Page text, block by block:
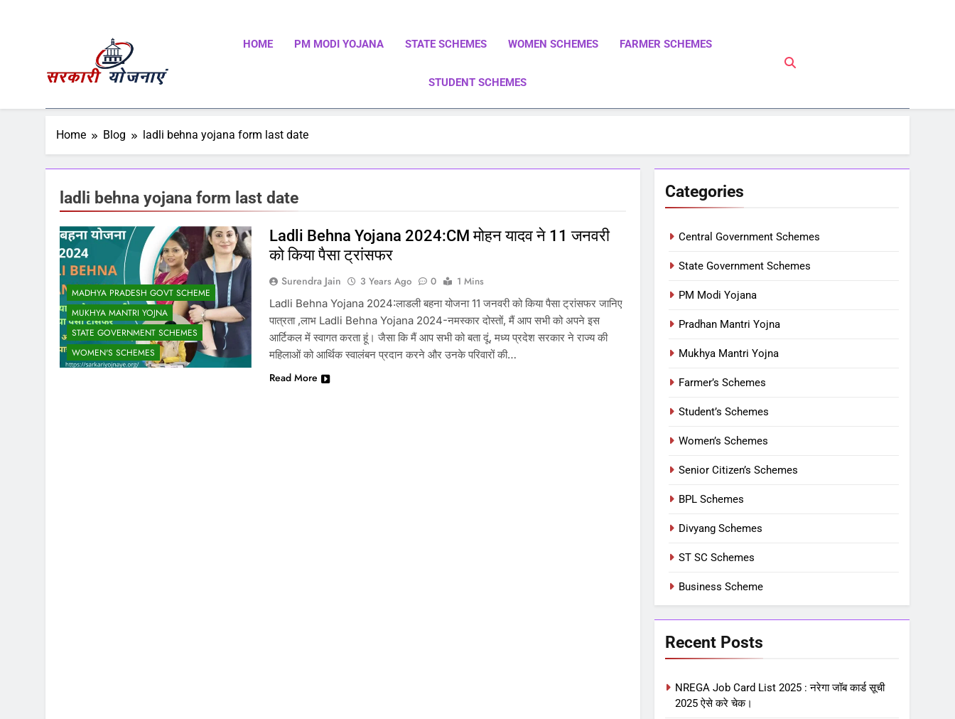
Sarkari Yojnaye
Sarkari Yojnaye | Government Schemes | सरकारी योजनाएं | Central Government Schemes | State Government Schemes | PM Modi Yojna | Pradhanmantri Yojna | PM Modi
HOME PM MODI YOJANA STATE SCHEMES WOMEN SCHEMES FARMER SCHEMES
STUDENT SCHEMES
Home Blog ladli behna yojana form last date
ladli behna yojana form last date
MADHYA PRADESH GOVT SCHEME
MUKHYA MANTRI YOJNA
STATE GOVERNMENT SCHEMES
WOMEN'S SCHEMES
Ladli Behna Yojana 2024:CM मोहन यादव ने 11 जनवरी
को किया पैसा ट्रांसफर
Surendra Jain 3 Years Ago 0
1 Mins
Ladli Behna Yojana 2024:लाडली बहना योजना 11 जनवरी को किया पैसा ट्रांसफर जानिए
पात्रता ,लाभ Ladli Behna Yojana 2024-नमस्कार दोस्तों, मैं आप सभी को अपने इस
आर्टिकल में स्वागत करता हूं। जैसा कि मैं आप सभी को बता दूं, मध्य प्रदेश सरकार ने राज्य की
महिलाओं को आर्थिक स्वालंबन प्रदान करने और उनके परिवारों की…
Read More
Categories
Central Government Schemes
State Government Schemes
PM Modi Yojana
Pradhan Mantri Yojna
Mukhya Mantri Yojna
Farmer’s Schemes
Student’s Schemes
Women’s Schemes
Senior Citizen’s Schemes
BPL Schemes
Divyang Schemes
ST SC Schemes
Business Scheme
Recent Posts
NREGA Job Card List 2025 : नरेगा जॉब कार्ड सूची
2025 ऐसे करे चेक।